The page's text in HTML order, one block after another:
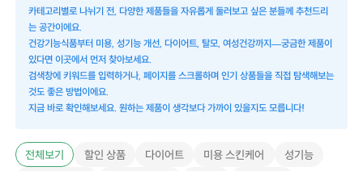
카테고리별로 나뉘기 전, 다양한 제품들을 자유롭게 둘러보고 싶은 분들께 추천드리
는 공간이에요.
건강기능식품부터 미용, 성기능 개선, 다이어트, 탈모, 여성건강까지—궁금한 제품이
있다면 이곳에서 먼저 찾아보세요.
검색창에 키워드를 입력하거나, 페이지를 스크롤하며 인기 상품들을 직접 탐색해보는
것도 좋은 방법이에요.
지금 바로 확인해보세요. 원하는 제품이 생각보다 가까이 있을지도 모릅니다!
전체보기 할인 상품 다이어트 미용 스킨케어
성기능